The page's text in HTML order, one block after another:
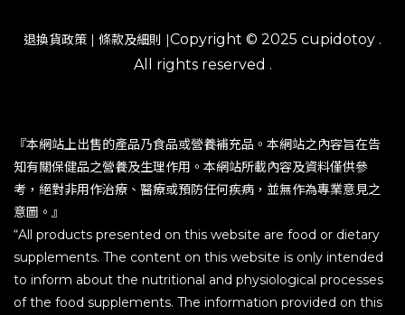
退換貨政策 | 條款及細則 |Copyright © 2025 cupidotoy .
All rights reserved .
『本網站上出售的產品乃食品或營養補充品。本網站之內容旨在告
知有關保健品之營養及生理作用。本網站所載內容及資料僅供參
考，絕對非用作治療、醫療或預防任何疾病，並無作為專業意見之
意圖。』
“All products presented on this website are food or dietary
supplements. The content on this website is only intended
to inform about the nutritional and physiological processes
of the food supplements. The information provided on this